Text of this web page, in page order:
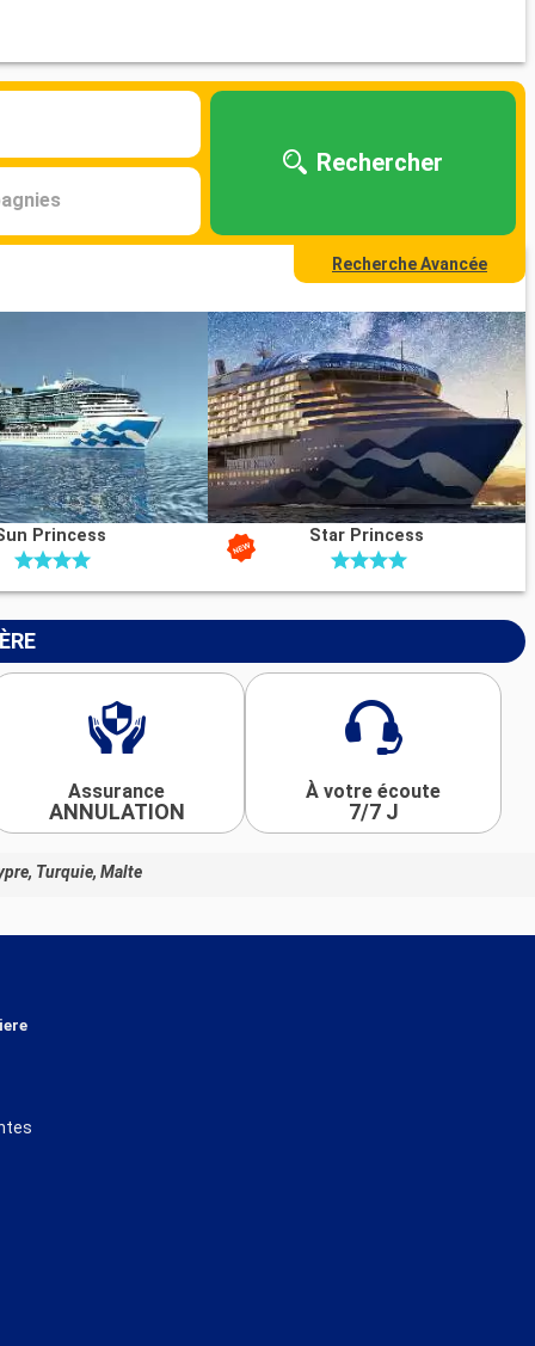
Rechercher
Recherche Avancée
Princess Star Princess
Assurance
ANNULATION
À votre écoute
7/7 J
Turquie, Malte